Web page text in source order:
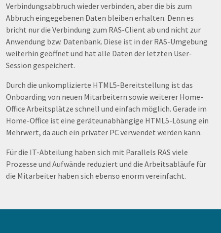
Verbindungsabbruch wieder verbinden, aber die bis zum
Abbruch eingegebenen Daten bleiben erhalten. Denn es
bricht nur die Verbindung zum RAS-Client ab und nicht zur
Anwendung bzw. Datenbank. Diese ist in der RAS-Umgebung
weiterhin geöffnet und hat alle Daten der letzten User-
Session gespeichert.
Durch die unkomplizierte HTML5-Bereitstellung ist das
Onboarding von neuen Mitarbeitern sowie weiterer Home-
Office Arbeitsplätze schnell und einfach möglich. Gerade im
Home-Office ist eine geräteunabhängige HTML5-Lösung ein
Mehrwert, da auch ein privater PC verwendet werden kann.
Für die IT-Abteilung haben sich mit Parallels RAS viele
Prozesse und Aufwände reduziert und die Arbeitsabläufe für
die Mitarbeiter haben sich ebenso enorm vereinfacht.